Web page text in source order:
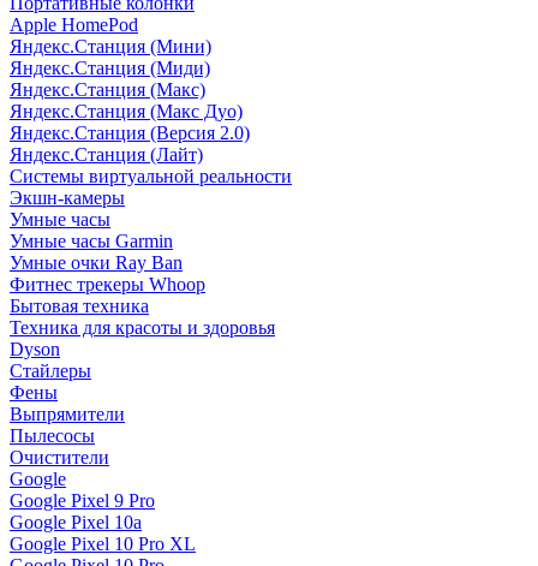
Apple HomePod
Яндекс.Станция (Мини)
Яндекс.Станция (Миди)
Яндекс.Станция (Макс)
Яндекс.Станция (Макс Дуо)
Яндекс.Станция (Версия 2.0)
Яндекс.Станция (Лайт)
Системы виртуальной реальности
Экшн-камеры
Умные часы
Умные часы Garmin
Умные очки Ray Ban
Фитнес трекеры Whoop
Бытовая техника
Техника для красоты и здоровья
Dyson
Стайлеры
Фены
Выпрямители
Пылесосы
Очистители
Google
Google Pixel 9 Pro
Google Pixel 10a
Google Pixel 10 Pro XL